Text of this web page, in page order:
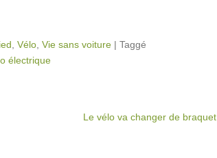
Vélo Vie sans voiture | Taggé
électrique
Le vélo va changer de braquet